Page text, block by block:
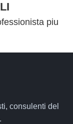
piu
consulenti del